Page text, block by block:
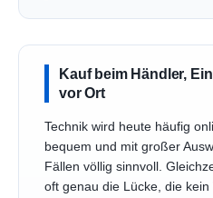
Kauf beim Händler,
vor Ort
Technik wird heute häufig
bequem und mit großer
Fällen völlig sinnvoll.
oft genau die Lücke, die kein